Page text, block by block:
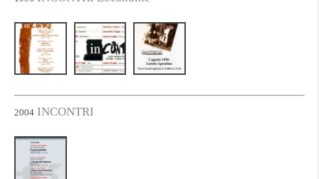
2004 INCONTRI